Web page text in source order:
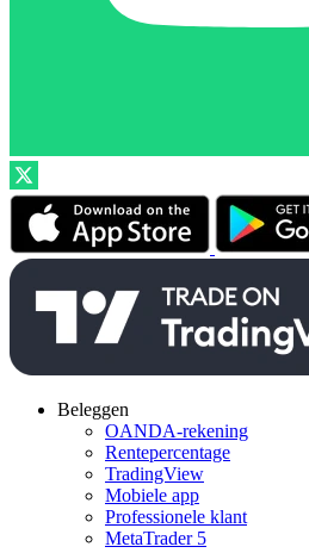
Beleggen
OANDA-rekening
Rentepercentage
TradingView
Mobiele app
Professionele klant
MetaTrader 5